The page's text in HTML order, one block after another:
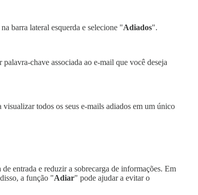
barra lateral esquerda e selecione "Adiados".
chave associada ao e-mail que você deseja
todos os seus e-mails adiados em um único
entrada e reduzir a sobrecarga de informações. Em
a função "Adiar" pode ajudar a evitar o